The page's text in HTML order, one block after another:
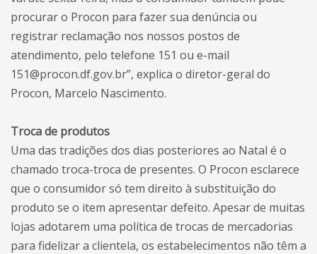
procurar o Procon para fazer sua denúncia ou
registrar reclamação nos nossos postos de
atendimento, pelo telefone 151 ou e-mail
151@procon.df.gov.br”, explica o diretor-geral do
Procon, Marcelo Nascimento.
Troca de produtos
Uma das tradições dos dias posteriores ao Natal é o
chamado troca-troca de presentes. O Procon esclarece
que o consumidor só tem direito à substituição do
produto se o item apresentar defeito. Apesar de muitas
lojas adotarem uma política de trocas de mercadorias
para fidelizar a clientela, os estabelecimentos não têm a